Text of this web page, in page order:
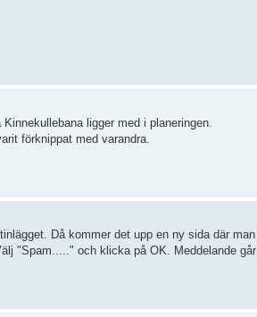
ligger med i planeringen.
förknippat med varandra.
Då kommer det upp en ny sida där man
"Spam....." och klicka på OK. Meddelande går